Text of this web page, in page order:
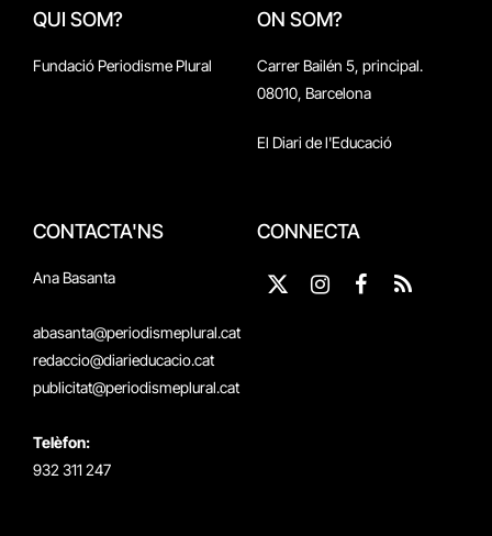
QUI SOM?
Fundació Periodisme Plural
ON SOM?
Carrer Bailén 5, principal.
08010, Barcelona
El Diari de l'Educació
CONTACTA'NS
Ana Basanta
abasanta@periodismeplural.cat
redaccio@diarieducacio.cat
publicitat@periodismeplural.cat
Telèfon:
932 311 247
CONNECTA
X
InstagramFacebook
RSS